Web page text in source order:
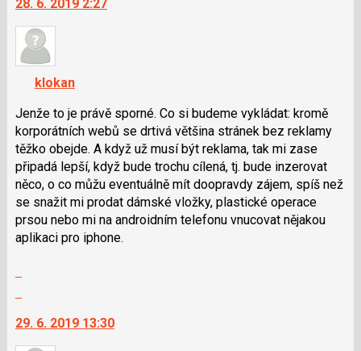
další
nový
názor.
navigaci
lze
použít
i
klávesy
N
pro
následující
a
P
28. 6. 2019 2:27
klokan
Jenže to je právě sporné. Co si budeme vykládat: kromě
korporátních webů se drtivá většina stránek bez reklamy
těžko obejde. A když už musí být reklama, tak mi zase
připadá lepší, když bude trochu cílená, tj. bude inzerovat
něco, o co můžu eventuálně mít doopravdy zájem, spíš než
se snažit mi prodat dámské vložky, plastické operace
prsou nebo mi na androidním telefonu vnucovat nějakou
aplikaci pro iphone.
další
nový
29. 6. 2019 13:30